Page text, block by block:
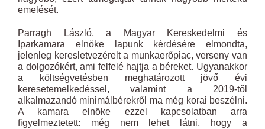
emelését.
Parragh László, a Magyar Kereskedelmi és
Iparkamara elnöke lapunk kérdésére elmondta,
jelenleg keresletvezérelt a munkaerőpiac, verseny van
a dolgozókért, ami felfelé hajtja a béreket. Ugyanakkor
a költségvetésben meghatározott jövő évi
keresetemelkedéssel, valamint a 2019-től
alkalmazandó minimálbérekről ma még korai beszélni.
A kamara elnöke ezzel kapcsolatban arra
figyelmeztetett: még nem lehet látni, hogy a